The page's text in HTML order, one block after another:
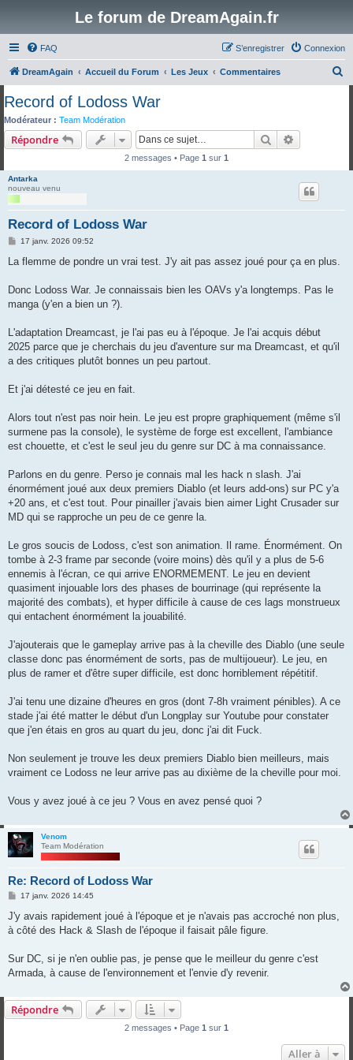
Le forum de DreamAgain.fr
FAQ Connexion
S’enregistrer
DreamAgain Accueil du Forum Les Jeux Commentaires
Record of Lodoss War
Modérateur : Team Modération
Répondre Rechercher
2 messages • Page 1 sur 1
Antarka
nouveau venu
Record of Lodoss War
M
s
g
17 janv. 2026 09:52
La flemme de pondre un vrai test. J'y ait pas assez joué pour ça en plus.
Donc Lodoss War. Je connaissais bien les OAVs y'a longtemps. Pas le
manga (y'en a bien un ?).
L'adaptation Dreamcast, je l'ai pas eu à l'époque. Je l'ai acquis début
2025 parce que je cherchais du jeu d'aventure sur ma Dreamcast, et qu'il
a des critiques plutôt bonnes un peu partout.
Et j'ai détesté ce jeu en fait.
Alors tout n'est pas noir hein. Le jeu est propre graphiquement (même s'il
surmene pas la console), le système de forge est excellent, l'ambiance
est chouette, et c'est le seul jeu du genre sur DC à ma connaissance.
Parlons en du genre. Perso je connais mal les hack n slash. J'ai
énormément joué aux deux premiers Diablo (et leurs add-ons) sur PC y'a
+20 ans, et c'est tout. Pour pinailler j'avais bien aimer Light Crusader sur
MD qui se rapproche un peu de ce genre la.
Le gros soucis de Lodoss, c'est son animation. Il rame. Énormément. On
tombe à 2-3 frame par seconde (voire moins) dès qu'il y a plus de 5-6
ennemis à l'écran, ce qui arrive ENORMEMENT. Le jeu en devient
quasiment injouable lors des phases de bourrinage (qui représente la
majorité des combats), et hyper difficile à cause de ces lags monstrueux
qui entachent énormément la jouabilité.
J'ajouterais que le gameplay arrive pas à la cheville des Diablo (une seule
classe donc pas énormément de sorts, pas de multijoueur). Le jeu, en
plus de ramer et d'être super difficile, est donc horriblement répétitif.
J'ai tenu une dizaine d'heures en gros (dont 7-8h vraiment pénibles). A ce
stade j'ai été matter le début d'un Longplay sur Youtube pour constater
que j'en étais en gros au quart du jeu, donc j'ai dit Fuck.
Non seulement je trouve les deux premiers Diablo bien meilleurs, mais
vraiment ce Lodoss ne leur arrive pas au dixième de la cheville pour moi.
Vous y avez joué à ce jeu ? Vous en avez pensé quoi ?
Venom
Team Modération
Re: Record of Lodoss War
M
s
s
a
17 janv. 2026 14:45
J'y avais rapidement joué à l'époque et je n'avais pas accroché non plus,
à côté des Hack & Slash de l'époque il faisait pâle figure.
Sur DC, si je n'en oublie pas, je pense que le meilleur du genre c'est
Armada, à cause de l'environnement et l'envie d'y revenir.
Répondre
2 messages • Page 1 sur 1
Aller à